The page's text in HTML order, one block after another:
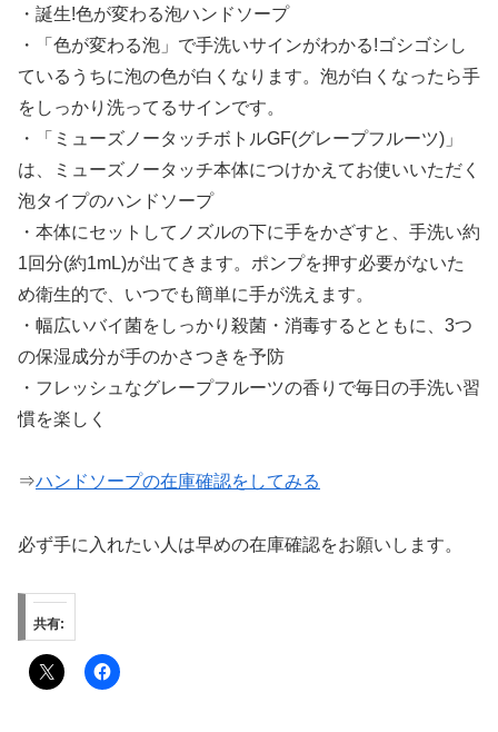
・誕生!色が変わる泡ハンドソープ
・「色が変わる泡」で手洗いサインがわかる!ゴシゴシし
ているうちに泡の色が白くなります。泡が白くなったら手
をしっかり洗ってるサインです。
・「ミューズノータッチボトルGF(グレープフルーツ)」
は、ミューズノータッチ本体につけかえてお使いいただく
泡タイプのハンドソープ
・本体にセットしてノズルの下に手をかざすと、手洗い約
1回分(約1mL)が出てきます。ポンプを押す必要がないた
め衛生的で、いつでも簡単に手が洗えます。
・幅広いバイ菌をしっかり殺菌・消毒するとともに、3つ
の保湿成分が手のかさつきを予防
・フレッシュなグレープフルーツの香りで毎日の手洗い習
慣を楽しく
⇒ハンドソープの在庫確認をしてみる
必ず手に入れたい人は早めの在庫確認をお願いします。
共有: